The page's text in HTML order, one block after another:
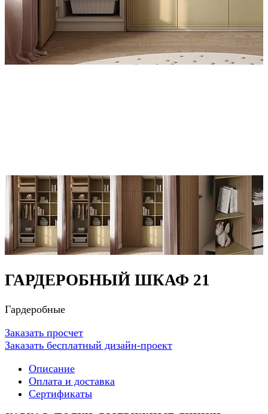
ГАРДЕРОБНЫЙ ШКАФ 21
Гардеробные
Заказать просчет
Заказать бесплатный дизайн-проект
Описание
Оплата и доставка
Сертификаты